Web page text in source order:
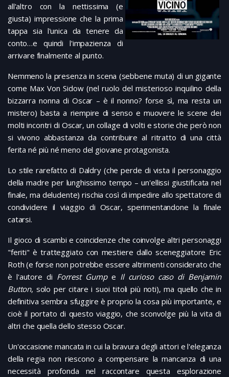
all'altro con la nettissima (e
giusta) impressione che la prima
tappa sia l'unica da tenere da
conto…e quindi l'impazienza di
arrivare finalmente al punto.
Nemmeno la presenza in scena (sebbene muta) di un gigante
come Max Von Sidow (nel ruolo del misterioso inquilino della
bizzarra nonna di Oscar – è il nonno? forse sì, ma resta un
mistero) basta a riempire di senso e muovere le scene dei
molti incontri di Oscar, un collage di volti e storie che però non
si vivono abbastanza da contribuire al ritratto di una città
ferita né più né meno del giovane protagonista.
Lo stile rarefatto di Daldry (che perde di vista il personaggio
della madre per lunghissimo tempo – un'ellissi giustificata nel
finale, ma deludente) rischia così di impedire allo spettatore di
condividere il viaggio di Oscar, sperimentandone la finale
catarsi.
Il gioco di scambi e coincidenze che coinvolge altri personaggi
"feriti" è tratteggiato con mestiere dallo sceneggiatore Eric
Roth (e forse non potrebbe essere altrimenti considerato che
è l'autore di Forrest Gumpe Il curioso caso di Benjamin
Button, solo per citare i suoi titoli più noti), ma quello che in
definitiva sembra sfuggire è proprio la cosa più importante, e
cioè il portato di questo viaggio, che sconvolge più la vita di
altri che quella dello stesso Oscar.
Un'occasione mancata in cui la bravura degli attori e l'eleganza
della regia non riescono a compensare la mancanza di una
necessità profonda nel raccontare questa esplorazione